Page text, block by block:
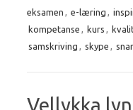
eksamen
e-læring
kompetanse
kurs
samskriving
skype
Vellykka